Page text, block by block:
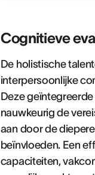
Cognitieve
De holistische
interpersoonlijke
Deze
nauwkeurig de
aan door de
beïnvloeden. Een
capaciteiten,